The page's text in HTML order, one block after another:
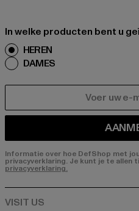
In welke producten bent u
HEREN
DAMES
Informatie over hoe DefShop met
privacyverklaring. Je kunt je te
privacyverklaring.